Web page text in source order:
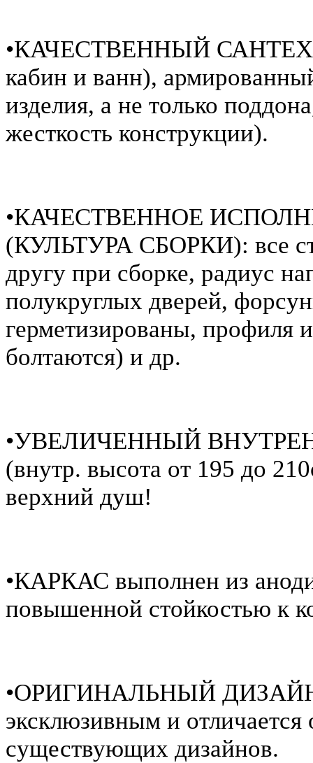
•КАЧЕСТВЕННЫЙ
кабин и ванн),
изделия, а не только
жесткость конструкции).
•КАЧЕСТВЕННОЕ
(КУЛЬТУРА СБОРКИ): все
другу при сборке, радиус
полукруглых дверей,
герметизированы, профиля
болтаются) и др.
•УВЕЛИЧЕННЫЙ
(внутр. высота от 195 до
верхний душ!
•КАРКАС выполнен из
повышенной стойкостью к
•ОРИГИНАЛЬНЫЙ ДИЗАЙН
эксклюзивным и отличается
существующих дизайнов.